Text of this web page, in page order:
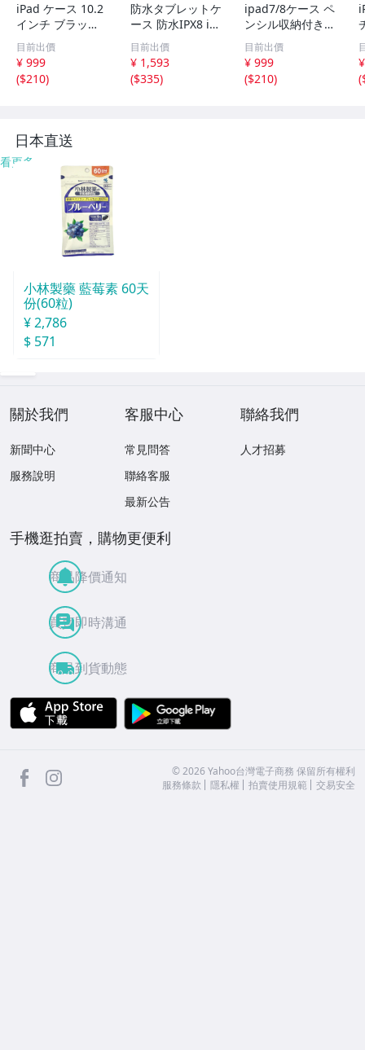
iPad ケース 10.2
インチ ブラック
ペンシル収納付き
三つ折 (2021/202
0/2019モデル)第
9/8/7世代 保護カ
目前出價
¥ 999
($210)
防水タブレットケ
ース 防水IPX8 iP
ad iPad mini iPa
d air 透明ケース
装着したままカメ
ラ撮影可能 ショ
目前出價
¥ 1,593
($335)
ipad7/8ケース ペ
ンシル収納付き 3
つ折り手帳型 10.
2インチ ピンク
目前出價
¥ 999
($210)
(
日本直送
看更多
小林製藥 藍莓素 60天
份(60粒)
¥ 2,786
$ 571
關於我們
新聞中心
服務說明
客服中心
常見問答
聯絡客服
最新公告
聯絡我們
人才招募
手機逛拍賣，購物更便利
商品降價通知
買賣即時溝通
商品到貨動態
APP Store
facebook ©2026 Yahoo台灣電子商務 保留所有權利
服務條款
隱私權 拍賣使用規範 交易安全